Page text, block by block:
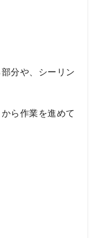
分や、シーリン
ら作業を進めて